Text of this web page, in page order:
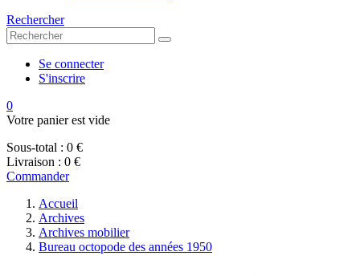
Rechercher
Se connecter
S'inscrire
0
Votre panier est vide
Sous-total : 0 €
Livraison : 0 €
Commander
Accueil
Archives
Archives mobilier
Bureau octopode des années 1950